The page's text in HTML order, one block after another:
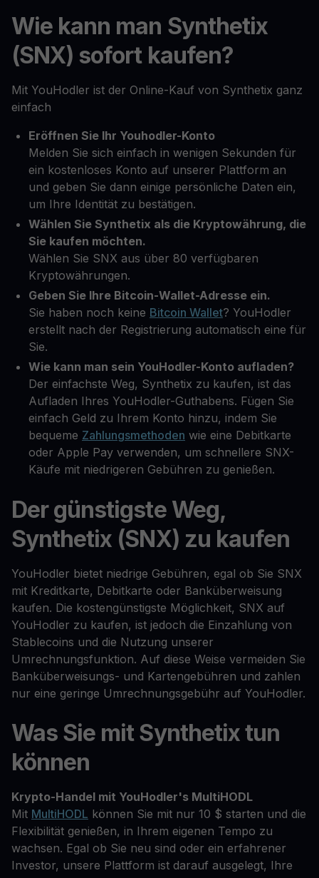
Wie kann man Synthetix
(SNX) sofort kaufen?
Mit YouHodler ist der Online-Kauf von Synthetix ganz
einfach
Eröffnen Sie Ihr Youhodler-Konto
Melden Sie sich einfach in wenigen Sekunden für
ein kostenloses Konto auf unserer Plattform an
und geben Sie dann einige persönliche Daten ein,
um Ihre Identität zu bestätigen.
Wählen Sie Synthetix als die Kryptowährung, die
Sie kaufen möchten.
Wählen Sie SNX aus über 80 verfügbaren
Kryptowährungen.
Geben Sie Ihre Bitcoin-Wallet-Adresse ein.
Sie haben noch keine Bitcoin Wallet? YouHodler
erstellt nach der Registrierung automatisch eine für
Sie.
Wie kann man sein YouHodler-Konto aufladen?
Der einfachste Weg, Synthetix zu kaufen, ist das
Aufladen Ihres YouHodler-Guthabens. Fügen Sie
einfach Geld zu Ihrem Konto hinzu, indem Sie
bequeme Zahlungsmethoden wie eine Debitkarte
oder Apple Pay verwenden, um schnellere SNX-
Käufe mit niedrigeren Gebühren zu genießen.
Der günstigste Weg,
Synthetix (SNX) zu kaufen
YouHodler bietet niedrige Gebühren, egal ob Sie SNX
mit Kreditkarte, Debitkarte oder Banküberweisung
kaufen. Die kostengünstigste Möglichkeit, SNX auf
YouHodler zu kaufen, ist jedoch die Einzahlung von
Stablecoins und die Nutzung unserer
Umrechnungsfunktion. Auf diese Weise vermeiden Sie
Banküberweisungs- und Kartengebühren und zahlen
nur eine geringe Umrechnungsgebühr auf YouHodler.
Was Sie mit Synthetix tun
können
Krypto-Handel mit YouHodler's MultiHODL
Mit MultiHODL können Sie mit nur 10 $ starten und die
Flexibilität genießen, in Ihrem eigenen Tempo zu
wachsen. Egal ob Sie neu sind oder ein erfahrener
Investor, unsere Plattform ist darauf ausgelegt, Ihre